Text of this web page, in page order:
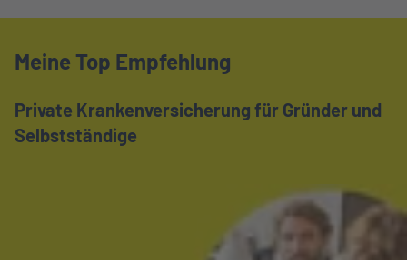
Meine Top Empfehlung
Private Krankenversicherung für Gründer und
Selbstständige